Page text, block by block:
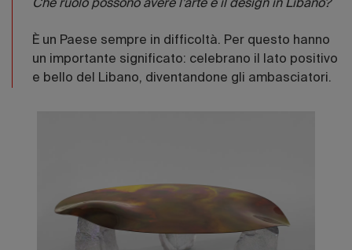
Che ruolo possono avere l’arte e il design in Libano?
È un Paese sempre in difficoltà. Per questo hanno
un importante significato: celebrano il lato positivo
e bello del Libano, diventandone gli ambasciatori.